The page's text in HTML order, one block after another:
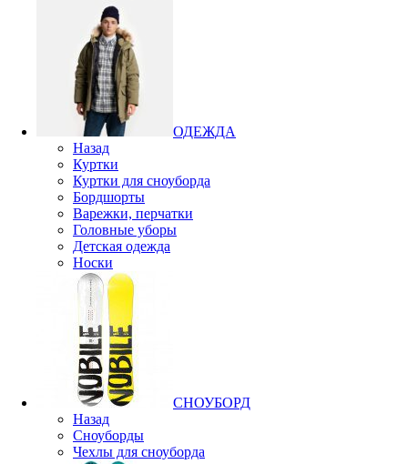
ОДЕЖДА
Назад
Куртки
Куртки для сноуборда
Бордшорты
Варежки, перчатки
Головные уборы
Детская одежда
Носки
СНОУБОРД
Назад
Сноуборды
Чехлы для сноуборда